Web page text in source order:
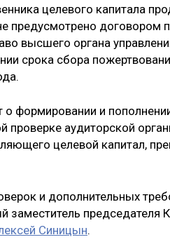
целевого капитала
предусмотрено договором
высшего органа
срока сбора
формировании и
проверке аудиторской
целевой капитал,
и дополнительных
заместитель председателя
Синицын.